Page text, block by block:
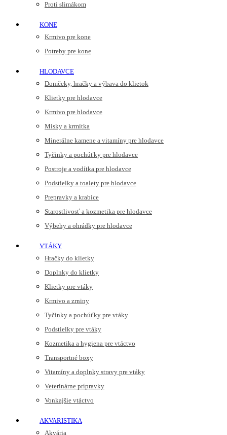
Proti slimákom
KONE
Krmivo pre kone
Potreby pre kone
HLODAVCE
Domčeky, hračky a výbava do klietok
Klietky pre hlodavce
Krmivo pre hlodavce
Misky a krmítka
Minerálne kamene a vitamíny pre hlodavce
Tyčinky a pochúťky pre hlodavce
Postroje a vodítka pre hlodavce
Podstielky a toalety pre hlodavce
Prepravky a krabice
Starostlivosť a kozmetika pre hlodavce
Výbehy a ohrádky pre hlodavce
VTÁKY
Hračky do klietky
Doplnky do klietky
Klietky pre vtáky
Krmivo a zrniny
Tyčinky a pochúťky pre vtáky
Podstielky pre vtáky
Kozmetika a hygiena pre vtáctvo
Transportné boxy
Vitamíny a doplnky stravy pre vtáky
Veterinárne prípravky
Vonkajšie vtáctvo
AKVARISTIKA
Akvária